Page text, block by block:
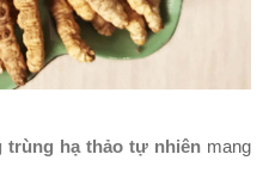
trùng hạ thảo tự nhiên mang